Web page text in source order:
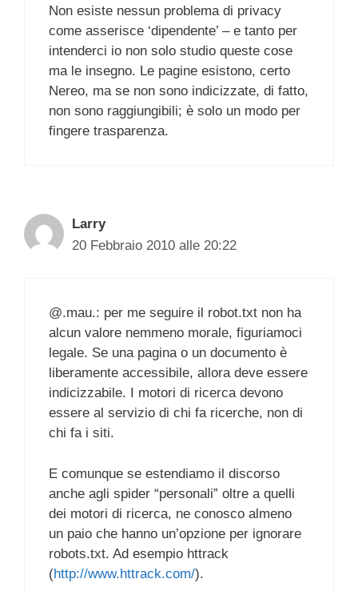
Non esiste nessun problema di privacy
come asserisce ‘dipendente’ – e tanto per
intenderci io non solo studio queste cose
ma le insegno. Le pagine esistono, certo
Nereo, ma se non sono indicizzate, di fatto,
non sono raggiungibili; è solo un modo per
fingere trasparenza.
Larry
20 Febbraio 2010 alle 20:22
@.mau.: per me seguire il robot.txt non ha
alcun valore nemmeno morale, figuriamoci
legale. Se una pagina o un documento è
liberamente accessibile, allora deve essere
indicizzabile. I motori di ricerca devono
essere al servizio di chi fa ricerche, non di
chi fa i siti.
E comunque se estendiamo il discorso
anche agli spider “personali” oltre a quelli
dei motori di ricerca, ne conosco almeno
un paio che hanno un’opzione per ignorare
robots.txt. Ad esempio httrack
(http://www.httrack.com/).